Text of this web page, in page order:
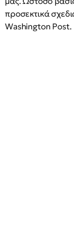
προσεκτικά
Washington Post.